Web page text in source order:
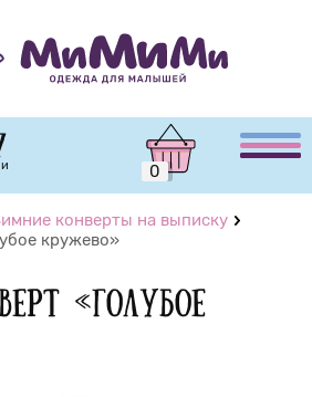
0
конверты на выписку
кружево»
«Голубое